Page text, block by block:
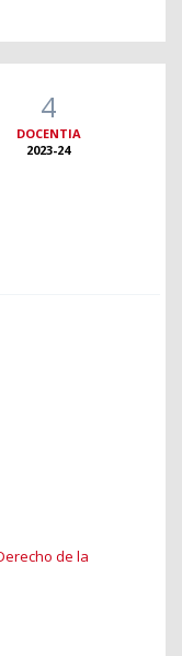
4
DOCENTIA
2023-24
de la